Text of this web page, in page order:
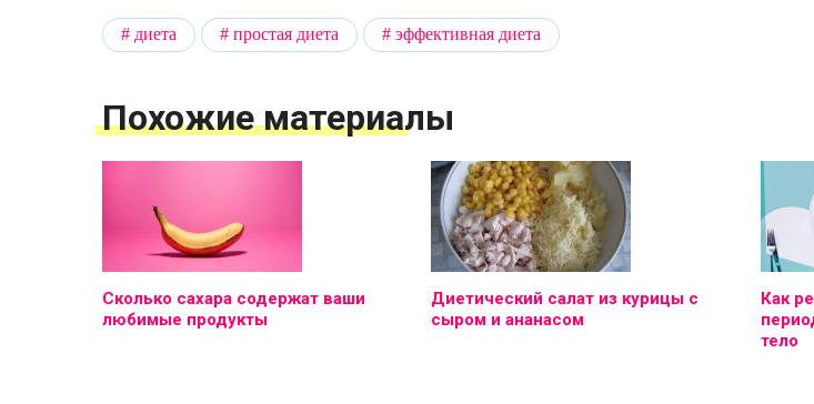
диета простая диета эффективная диета
Похожие материалы
Сколько сахара содержат ваши
любимые продукты
Диетический салат из курицы с
сыром и ананасом
Как
тело